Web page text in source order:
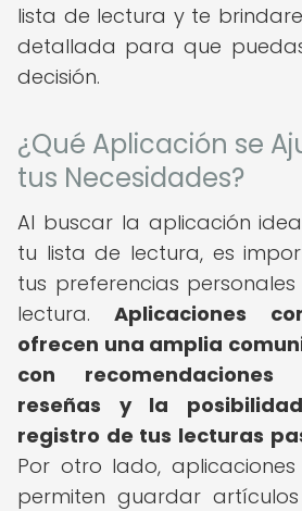
lista de lectura y te
detallada para que
decisión.
¿Qué Aplicación se
tus Necesidades?
Al buscar la aplicación
tu lista de lectura, es
tus preferencias
lectura.Aplicaciones
ofrecen una amplia
con recomendaciones
reseñas y la
registro de tus lecturas
Por otro lado,
permiten guardar